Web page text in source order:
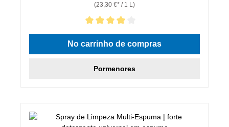
(23,30 €* / 1 L)
Classificação média de 4 de 5 estrelas
No carrinho de compras
Pormenores